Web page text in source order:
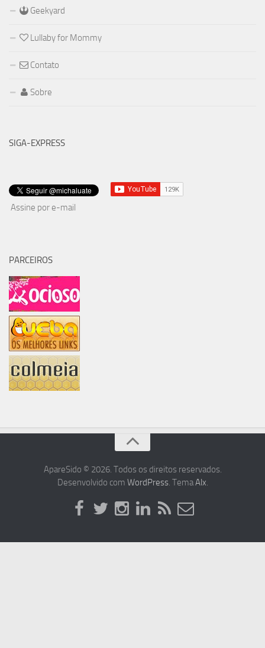
Geekyard
Lullaby for Mommy
Contato
Sobre
SIGA-EXPRESS
Assine por e-mail
PARCEIROS
ApareSido © 2026. Todos os direitos reservados.
Desenvolvido com WordPress. TemaAlx.